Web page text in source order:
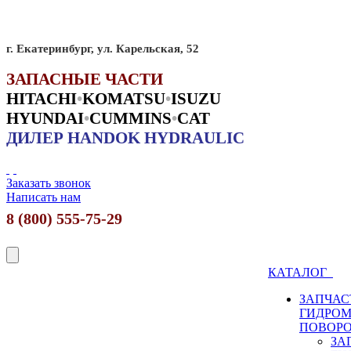
г. Екатеринбург, ул. Карельская, 52
ЗАПАСНЫЕ ЧАСТИ
HITACHI•KOMATSU•ISUZU
HYUNDAI•CUMMINS•CAT
ДИЛЕР HANDOK HYDRAULIC
Заказать звонок
Написать нам
8 (800) 555-75-29
КАТАЛОГ